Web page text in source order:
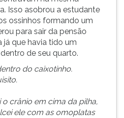
Isso asobrou a estudante
ossinhos formando um
para sair da pensão
que havia tido um
de seu quarto.
do caixotinho.
crânio em cima da pilha,
ele com as omoplatas